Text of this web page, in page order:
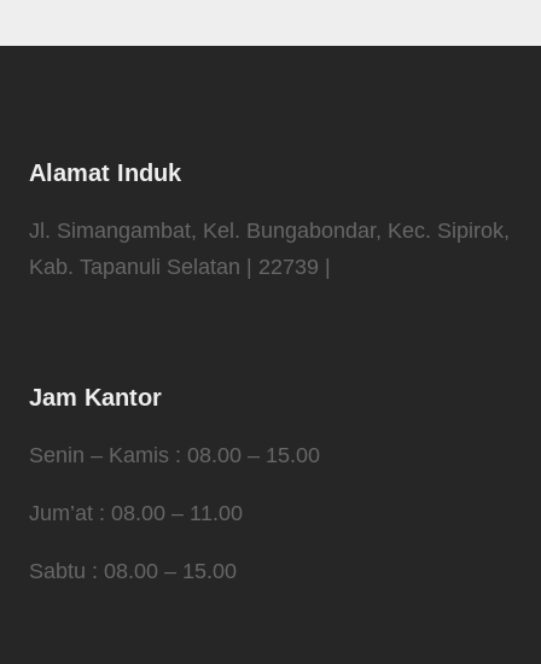
Alamat Induk
Jl. Simangambat, Kel. Bungabondar, Kec. Sipirok,
Kab. Tapanuli Selatan | 22739 |
Jam Kantor
Senin – Kamis : 08.00 – 15.00
Jum’at : 08.00 – 11.00
Sabtu : 08.00 – 15.00